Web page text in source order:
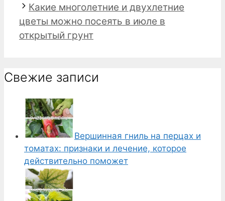
Какие многолетние и двухлетние
цветы можно посеять в июле в
открытый грунт
Свежие записи
Вершинная гниль на перцах и
томатах: признаки и лечение, которое
действительно поможет